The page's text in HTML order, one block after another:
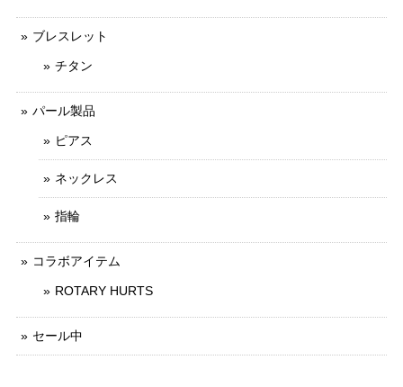
ブレスレット
チタン
パール製品
ピアス
ネックレス
指輪
コラボアイテム
ROTARY HURTS
セール中